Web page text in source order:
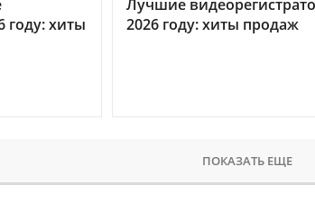
году: хиты
Лучшие
2026 году: хиты продаж
ПОКАЗАТЬ ЕЩЕ